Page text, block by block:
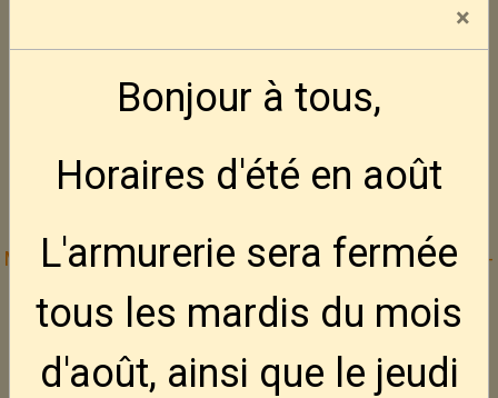
Français
Aucune vente ne se fera par
correspondance, ni aux mineurs
d'âges.
Mode de paiement :Bancontact -- Visa -- Mastercard
--
Inscrivez vous gratuitement à la Défence
×
Bonjour à tous,
Horaires d'été en août
L'armurerie sera fermée
tous les mardis du mois
d'août, ainsi que le jeudi